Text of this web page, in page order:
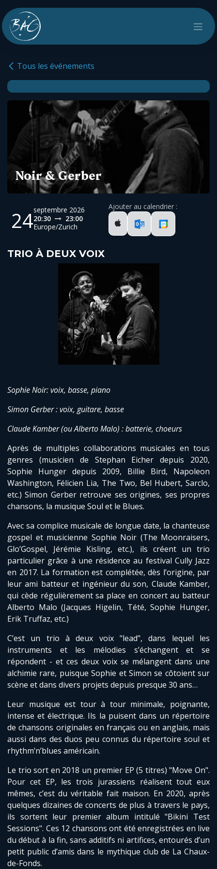
Tous les événements
Noir & Gerber
24septembre 2026
20:30
23:00
Europe/Zurich
Ajouter au calendrier :
TRIO À DEUX VOIX
Sophie Noir: voix, basse, piano
Simon Gerber : voix, guitare, basse
Claude Kamber (ou Alberto Malo) : batterie, choeurs
Après de multiples collaborations musicales en tous
genres (musicien de Stephan Eicher depuis 2020,
Sophie Hunger depuis 2009, Billie Bird, Napoleon
Washington, Félicien Lia, The Two, Bel Hubert, Sarclo,
etc.) Simon Gerber retrouve ses origines, ses propres
chansons, la musique Soul et le Blues.
Avec sa complice musicale de longue date, la chanteuse
gospel et musicienne Sophie Noir (The Moonraisers,
Glo’Gospel, Jérémie Kisling, etc.), ils créent un trio
particulier grâce à une résidence au festival Cully Jazz
en 2017. La formation est complétée, dès l’origine, par
leur ami batteur et ingénieur du son, Claude Kamber,
qui cède régulièrement sa place en concert au batteur
Alberto Malo (Jacques Higelin, Tété, Sophie Hunger,
Erik Truffaz, etc.)
C’est un trio à deux voix "lead", dans lequel les
instruments et les mélodies s’échangent et se
répondent - et ces deux voix se mélangent dans une
alchimie rare, puisque Sophie et Simon se côtoient sur
scène et dans divers projets depuis presque 30 ans…
Leur musique est tour à tour minimale, poignante,
intense et électrique. Ils la puisent dans un répertoire
de chansons originales en français ou en anglais, mais
aussi dans des duos peu connus du répertoire soul et
rhythm’n’blues américain.
Le trio sort en 2018 un premier EP (5 titres) "Move On".
Pour cet EP, les trois jurassiens réalisent tout eux
mêmes, c’est du véritable fait maison. En 2020, après
quelques dizaines de concerts de plus à travers le pays,
ils sortent leur premier album intitulé "Bikini Test
Sessions". Ces 12 chansons ont été enregistrées en live
du début à la fin, sans additifs ni artifices, entourés d’un
petit public d’amis dans le mythique club de La Chaux-
de-Fonds.